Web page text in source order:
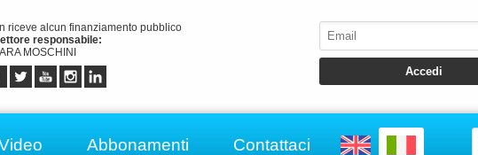
riceve alcun finanziamento pubblico
responsabile:
MOSCHINI
Abbonamenti Contattaci